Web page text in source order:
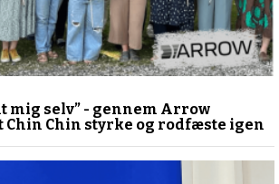
mig selv” - gennem Arrow
Chin Chin styrke og rodfæste igen